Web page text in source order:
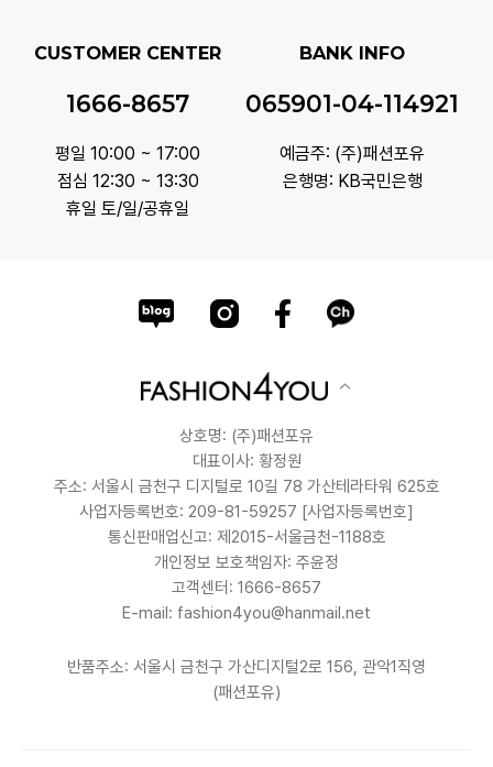
CUSTOMER CENTER
1666-8657
평일 10:00 ~ 17:00
점심 12:30 ~ 13:30
휴일 토/일/공휴일
BANK INFO
065901-04-114921
예금주: (주)패션포유
은행명: KB국민은행
상호명: (주)패션포유
대표이사: 황정원
주소: 서울시 금천구 디지털로 10길 78 가산테라타워 625호
사업자등록번호: 209-81-59257 [사업자등록번호]
통신판매업신고: 제2015-서울금천-1188호
개인정보 보호책임자: 주윤정
고객센터: 1666-8657
E-mail: fashion4you@hanmail.net
반품주소: 서울시 금천구 가산디지털2로 156, 관악1직영
(패션포유)